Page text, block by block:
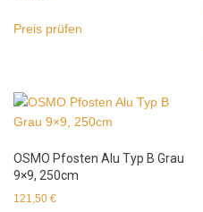
Preis prüfen
OSMO Pfosten Alu Typ B Grau
9×9, 250cm
121,50 €